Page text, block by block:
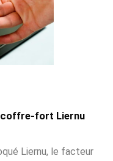
coffre-fort Liernu
Liernu, le facteur